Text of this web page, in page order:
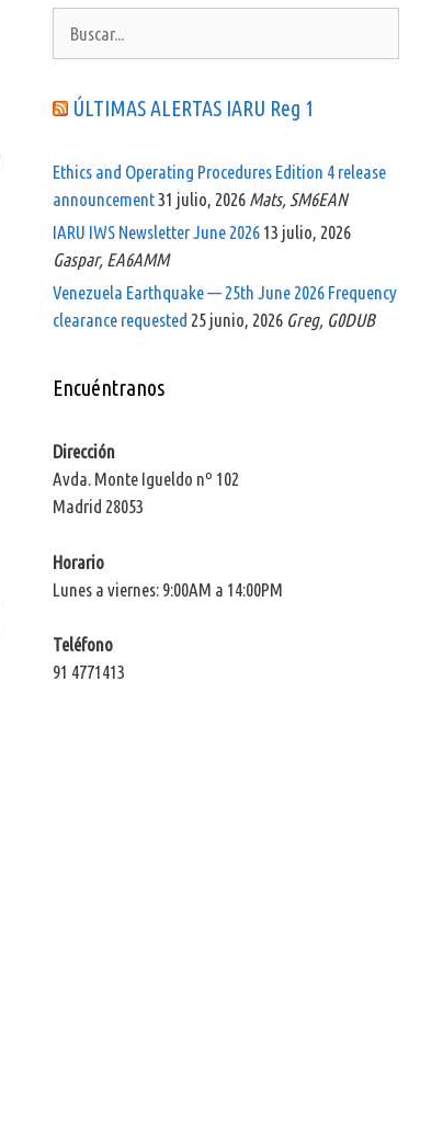
ÚLTIMAS ALERTAS IARU Reg 1
Ethics and Operating Procedures Edition 4 release
announcement31 julio, 2026 Mats, SM6EAN
IARU IWS Newsletter June 2026 13 julio, 2026
Gaspar, EA6AMM
Venezuela Earthquake — 25th June 2026 Frequency
clearance requested 25 junio, 2026 Greg, G0DUB
Encuéntranos
Dirección
Avda. Monte Igueldo nº 102
Madrid 28053
Horario
Lunes a viernes: 9:00AM a 14:00PM
Teléfono
91 4771413